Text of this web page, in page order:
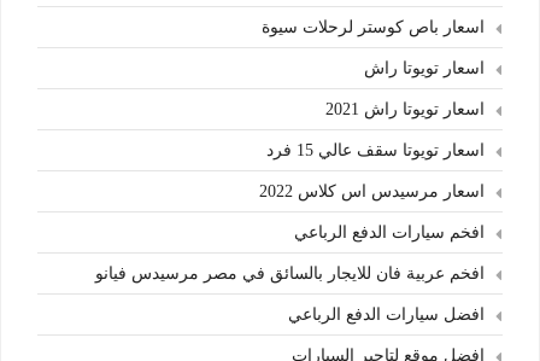
اسعار باص كوستر لرحلات سيوة
اسعار تويوتا راش
اسعار تويوتا راش 2021
اسعار تويوتا سقف عالي 15 فرد
اسعار مرسيدس اس كلاس 2022
افخم سيارات الدفع الرباعي
افخم عربية فان للايجار بالسائق في مصر مرسيدس فيانو
افضل سيارات الدفع الرباعي
افضل موقع لتاجير السيارات